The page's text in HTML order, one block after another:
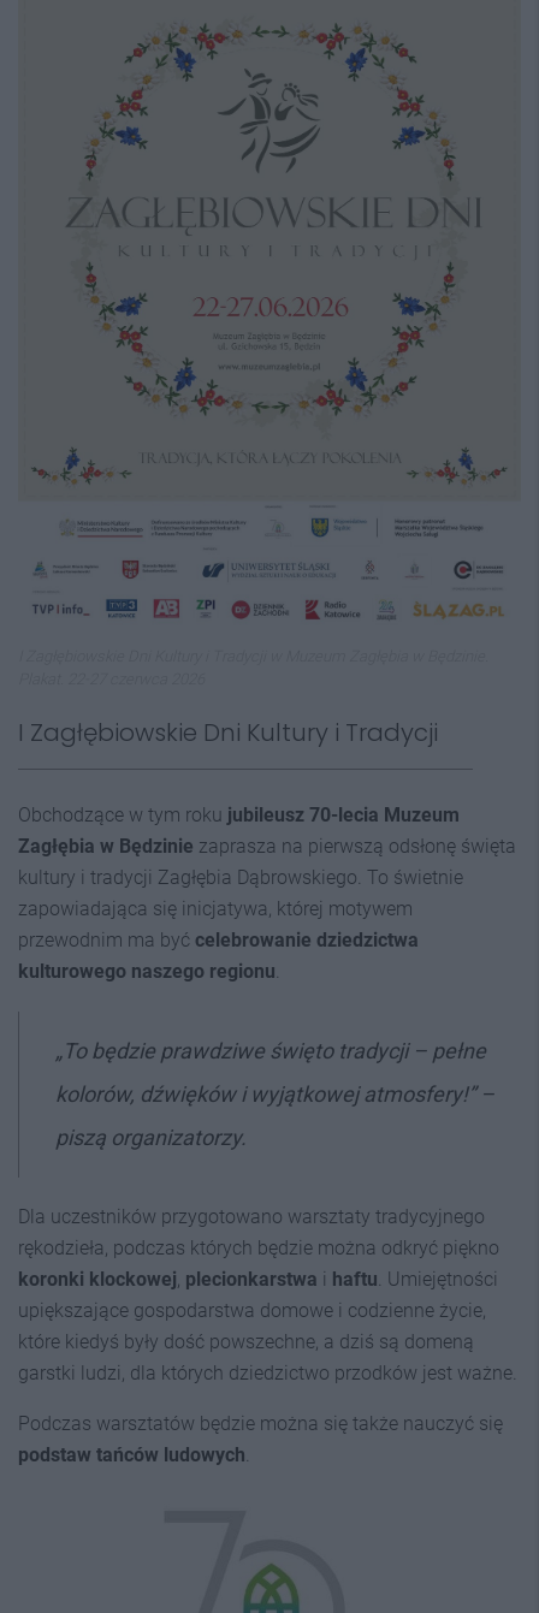
I Zagłębiowskie Dni Kultury i Tradycji
Obchodzące w tym roku jubileusz 70-lecia Muzeum
Zagłębia w Będzinie zaprasza na pierwszą odsłonę święta
kultury i tradycji Zagłębia Dąbrowskiego. To świetnie
zapowiadająca się inicjatywa, której motywem
przewodnim ma być celebrowanie dziedzictwa
kulturowego naszego regionu.
„To będzie prawdziwe święto tradycji – pełne
kolorów, dźwięków i wyjątkowej atmosfery!” –
piszą organizatorzy.
Dla uczestników przygotowano warsztaty tradycyjnego
rękodzieła, podczas których będzie można odkryć piękno
koronki klockowej, plecionkarstwa i haftu. Umiejętności
upiększające gospodarstwa domowe i codzienne życie,
które kiedyś były dość powszechne, a dziś są domeną
garstki ludzi, dla których dziedzictwo przodków jest ważne.
Podczas warsztatów będzie można się także nauczyć się
podstaw tańców ludowych.